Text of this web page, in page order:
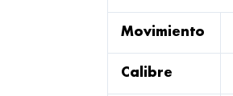
Movimiento
Calibre